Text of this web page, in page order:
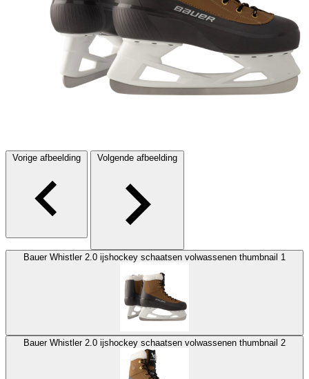
Vorige afbeelding Volgende afbeelding
Bauer Whistler 2.0 ijshockey schaatsen volwassenen thumbnail 1
Bauer Whistler 2.0 ijshockey schaatsen volwassenen thumbnail 2